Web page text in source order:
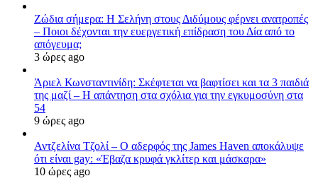
Ζώδια σήμερα: Η Σελήνη στους Διδύμους φέρνει ανατροπές
– Ποιοι δέχονται την ευεργετική επίδραση του Δία από το
απόγευμα;
3 ώρες ago
Άριελ Κωνσταντινίδη: Σκέφτεται να βαφτίσει και τα 3 παιδιά
της μαζί – Η απάντηση στα σχόλια για την εγκυμοσύνη στα
54
9 ώρες ago
Αντζελίνα Τζολί – Ο αδερφός της James Haven αποκάλυψε
ότι είναι gay: «Έβαζα κρυφά γκλίτερ και μάσκαρα»
10 ώρες ago